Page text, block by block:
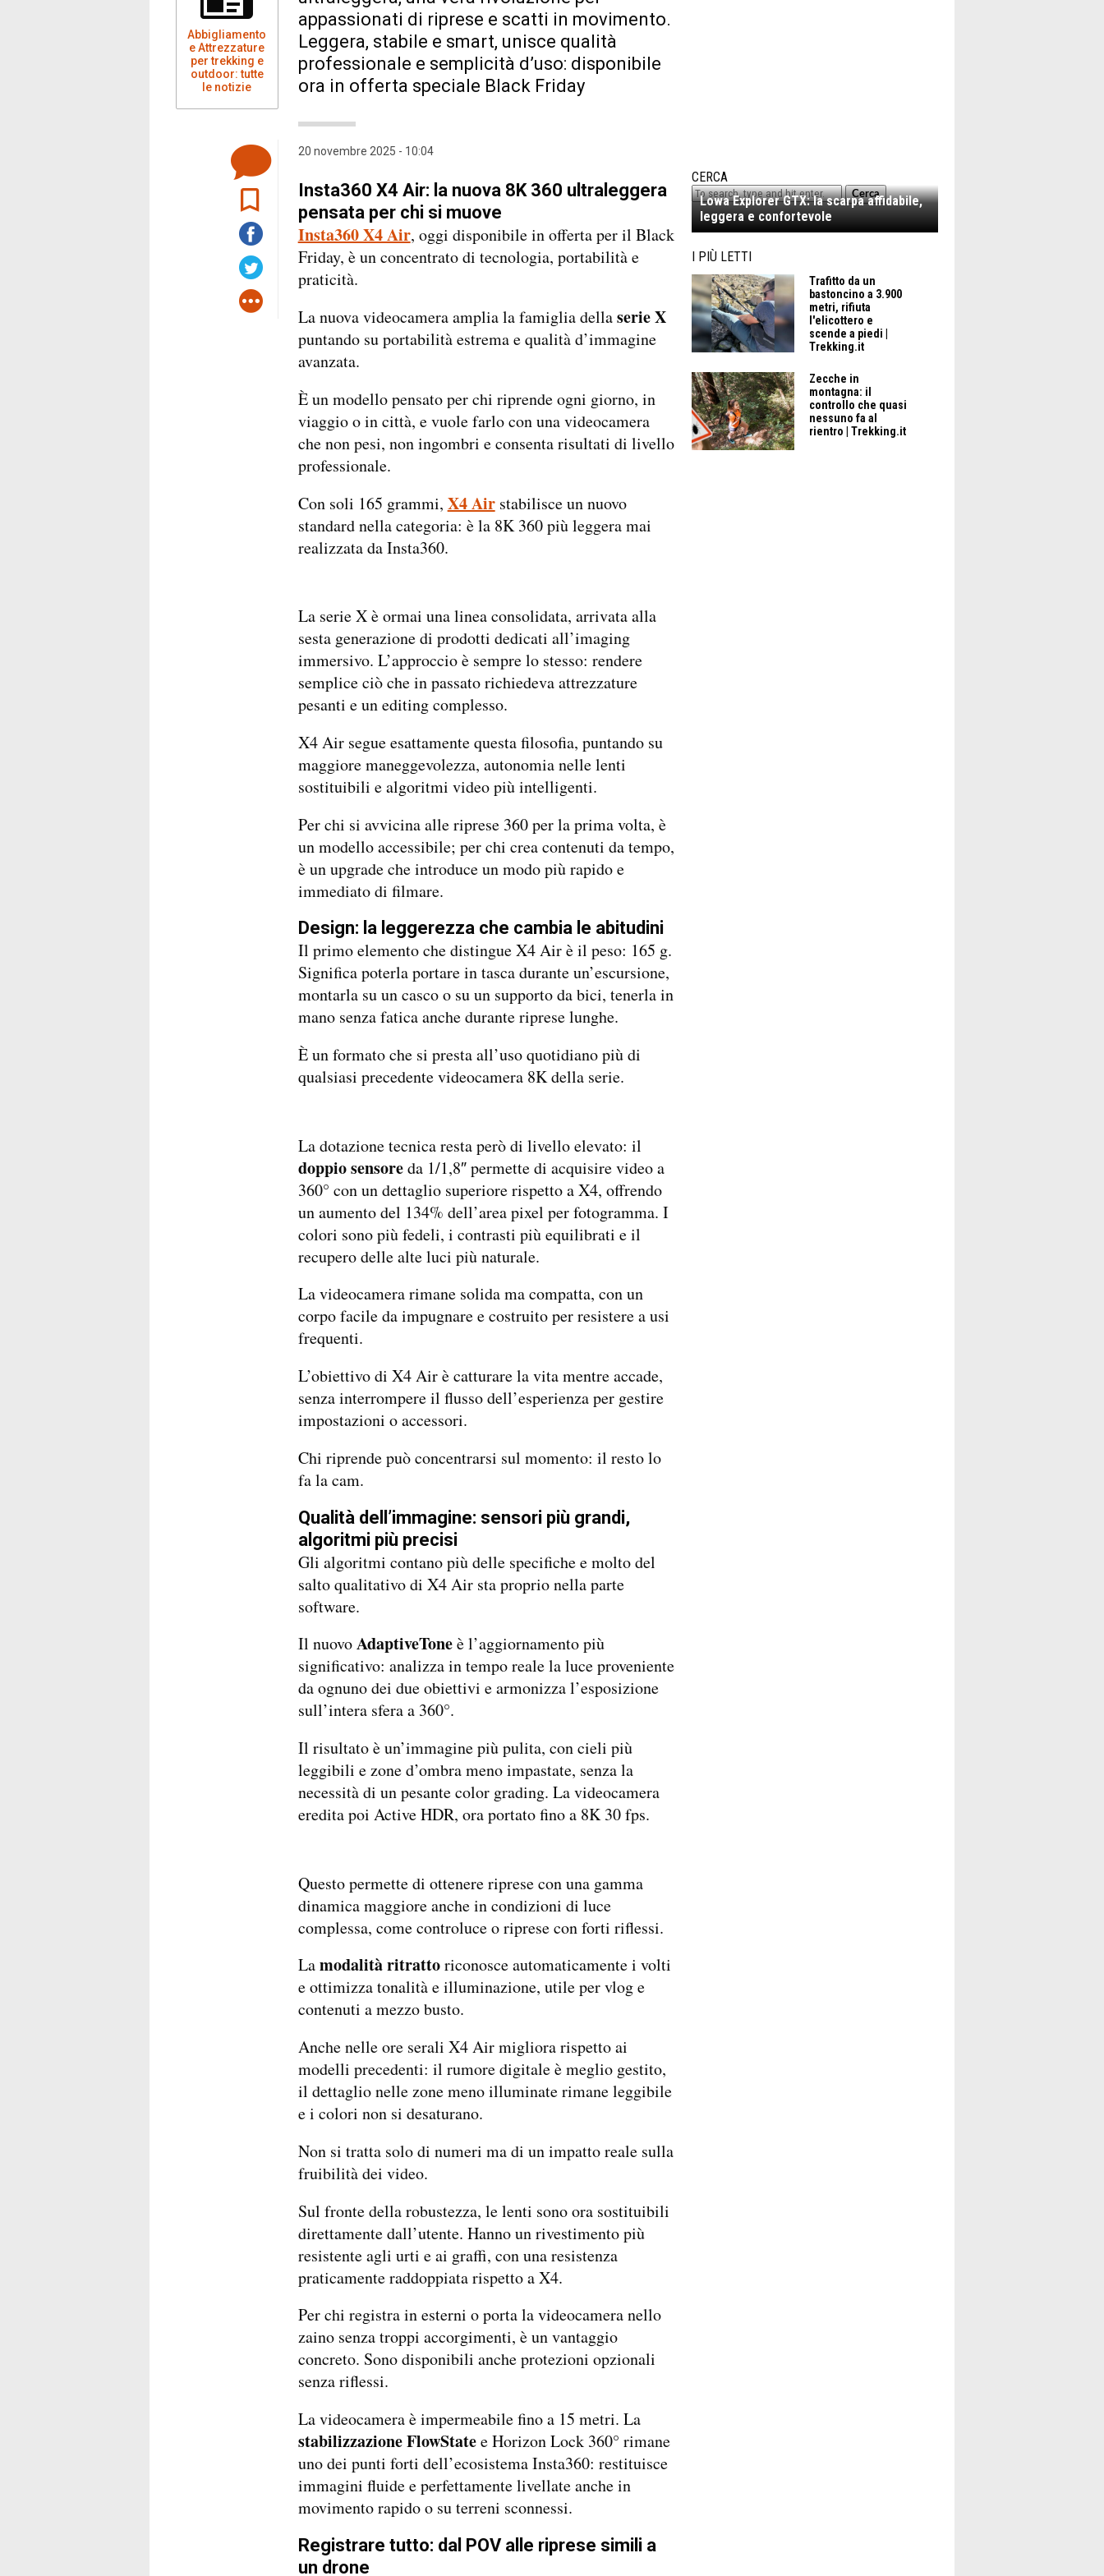
Abbigliamento
e Attrezzature
per trekking e
outdoor: tutte
le notizie
appassionati di riprese e scatti in movimento.
Leggera, stabile e smart, unisce qualità
professionale e semplicità d’uso: disponibile
ora in offerta speciale Black Friday
20 novembre 2025 - 10:04
Insta360 X4 Air: la nuova 8K 360 ultraleggera
pensata per chi si muove
Insta360 X4 Air, oggi disponibile in offerta per il Black
Friday, è un concentrato di tecnologia, portabilità e
praticità.
La nuova videocamera amplia la famiglia dellaserieX
puntando su portabilità estrema e qualità d’immagine
avanzata.
È un modello pensato per chi riprende ogni giorno, in
viaggio o in città, e vuole farlo con una videocamera
che non pesi, non ingombri e consenta risultati di livello
professionale.
Con soli 165 grammi, X4 Airstabilisce un nuovo
standard nella categoria: è la 8K 360 più leggera mai
realizzata da Insta360.
La serie X è ormai una linea consolidata, arrivata alla
sesta generazione di prodotti dedicati all’imaging
immersivo. L’approccio è sempre lo stesso: rendere
semplice ciò che in passato richiedeva attrezzature
pesanti e un editing complesso.
X4 Air segue esattamente questa filosofia, puntando su
maggiore maneggevolezza, autonomia nelle lenti
sostituibili e algoritmi video più intelligenti.
Per chi si avvicina alle riprese 360 per la prima volta, è
un modello accessibile; per chi crea contenuti da tempo,
è un upgrade che introduce un modo più rapido e
immediato di filmare.
Design: la leggerezza che cambia le abitudini
Il primo elemento che distingue X4 Air è il peso: 165 g.
Significa poterla portare in tasca durante un’escursione,
montarla su un casco o su un supporto da bici, tenerla in
mano senza fatica anche durante riprese lunghe.
È un formato che si presta all’uso quotidiano più di
qualsiasi precedente videocamera 8K della serie.
La dotazione tecnica resta però di livello elevato: il
doppio sensoreda 1/1,8″ permette di acquisire video a
360° con un dettaglio superiore rispetto a X4, offrendo
un aumento del 134% dell’area pixel per fotogramma. I
colori sono più fedeli, i contrasti più equilibrati e il
recupero delle alte luci più naturale.
La videocamera rimane solida ma compatta, con un
corpo facile da impugnare e costruito per resistere a usi
frequenti.
L’obiettivo di X4 Air è catturare la vita mentre accade,
senza interrompere il flusso dell’esperienza per gestire
impostazioni o accessori.
Chi riprende può concentrarsi sul momento: il resto lo
fa la cam.
Qualità dell’immagine: sensori più grandi,
algoritmi più precisi
Gli algoritmi contano più delle specifiche e molto del
salto qualitativo di X4 Air sta proprio nella parte
software.
Il nuovoAdaptiveToneè l’aggiornamento più
significativo: analizza in tempo reale la luce proveniente
da ognuno dei due obiettivi e armonizza l’esposizione
sull’intera sfera a 360°.
Il risultato è un’immagine più pulita, con cieli più
leggibili e zone d’ombra meno impastate, senza la
necessità di un pesante color grading. La videocamera
eredita poi Active HDR, ora portato fino a 8K 30 fps.
Questo permette di ottenere riprese con una gamma
dinamica maggiore anche in condizioni di luce
complessa, come controluce o riprese con forti riflessi.
Lamodalità ritrattoriconosce automaticamente i volti
e ottimizza tonalità e illuminazione, utile per vlog e
contenuti a mezzo busto.
Anche nelle ore serali X4 Air migliora rispetto ai
modelli precedenti: il rumore digitale è meglio gestito,
il dettaglio nelle zone meno illuminate rimane leggibile
e i colori non si desaturano.
Non si tratta solo di numeri ma di un impatto reale sulla
fruibilità dei video.
Sul fronte della robustezza, le lenti sono ora sostituibili
direttamente dall’utente. Hanno un rivestimento più
resistente agli urti e ai graffi, con una resistenza
praticamente raddoppiata rispetto a X4.
Per chi registra in esterni o porta la videocamera nello
zaino senza troppi accorgimenti, è un vantaggio
concreto. Sono disponibili anche protezioni opzionali
senza riflessi.
La videocamera è impermeabile fino a 15 metri. La
stabilizzazione FlowStatee Horizon Lock 360° rimane
uno dei punti forti dell’ecosistema Insta360: restituisce
immagini fluide e perfettamente livellate anche in
movimento rapido o su terreni sconnessi.
Registrare tutto: dal POV alle riprese simili a
un drone
CERCA
Cerca
Lowa Explorer GTX: la scarpa affidabile,
leggera e confortevole
I PIÙ LETTI
Trafitto da un
bastoncino a 3.900
metri, rifiuta
l'elicottero e
scende a piedi |
Trekking.it
Zecche in
montagna: il
controllo che quasi
nessuno fa al
rientro | Trekking.it